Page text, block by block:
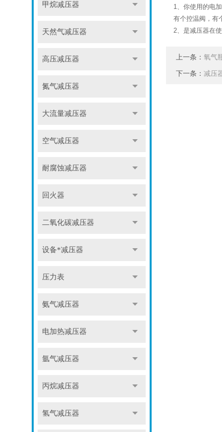
甲烷减压器
天然气减压器
高压减压器
氮气减压器
大流量减压器
空气减压器
耐腐蚀减压器
回火器
二氧化碳减压器
设备*减压器
压力表
氨气减压器
电加热减压器
氩气减压器
丙烷减压器
氢气减压器
1、你使用的电
有个控温阀，有
2、是减压器在
上一条： 氧气
下一条： 减压